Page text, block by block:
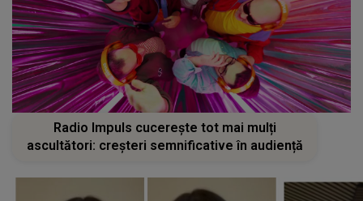
Radio Impuls cucerește tot mai mulți
ascultători: creșteri semnificative în audiență